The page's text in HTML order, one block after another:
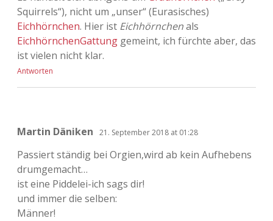
Squirrels“), nicht um „unser“ (Eurasisches)
Eichhörnchen. Hier ist Eichhörnchenals
EichhörnchenGattung gemeint, ich fürchte aber, das
ist vielen nicht klar.
Antworten
Martin Däniken 21. September 2018 at 01:28
Passiert ständig bei Orgien,wird ab kein Aufhebens
drumgemacht…
ist eine Piddelei-ich sags dir!
und immer die selben:
Männer!